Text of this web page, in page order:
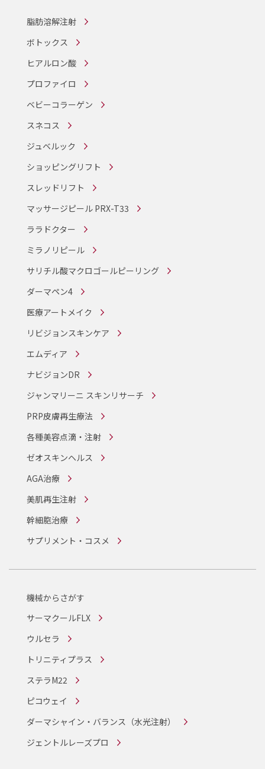
脂肪溶解注射
ボトックス
ヒアルロン酸
プロファイロ
ベビーコラーゲン
スネコス
ジュベルック
ショッピングリフト
スレッドリフト
マッサージピール PRX-T33
ララドクター
ミラノリピール
サリチル酸マクロゴールピーリング
ダーマペン4
医療アートメイク
リビジョンスキンケア
エムディア
ナビジョンDR
ジャンマリーニ スキンリサーチ
PRP皮膚再生療法
各種美容点滴・注射
ゼオスキンヘルス
AGA治療
美肌再生注射
幹細胞治療
サプリメント・コスメ
機械からさがす
サーマクールFLX
ウルセラ
トリニティプラス
ステラM22
ピコウェイ
ダーマシャイン・バランス （水光注射）
ジェントルレーズプロ